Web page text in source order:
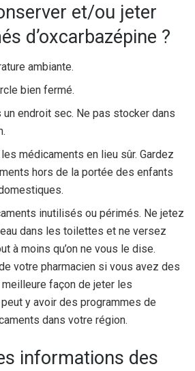
et/ou jeter
d’oxcarbazépine ?
ambiante.
bien fermé.
un endroit sec. Ne pas stocker dans
médicaments en lieu sûr. Gardez
hors de la portée des enfants
inutilisés ou périmés. Ne jetez
dans les toilettes et ne versez
à moins qu’on ne vous le dise.
votre pharmacien si vous avez des
façon de jeter les
y avoir des programmes de
dans votre région.
informations des